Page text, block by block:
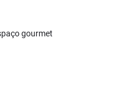
gourmet